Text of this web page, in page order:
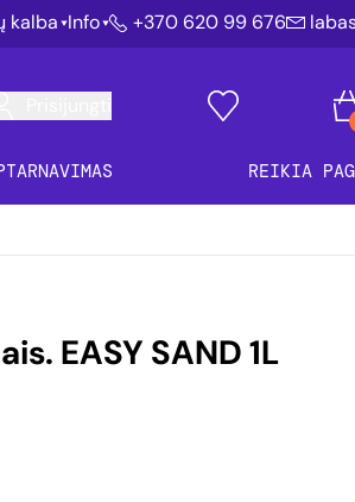
kalba Info +370 620 99 676
REIKIA
EASY SAND 1L